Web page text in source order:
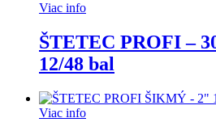
Viac info
ŠTETEC PROFI –
12/48 bal
Viac info